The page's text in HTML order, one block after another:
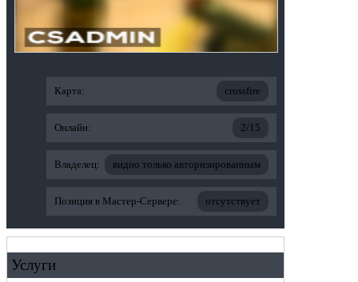
Карта: crossfire
Онлайн: 2/15
Владелец: видно только авторизированным
Позиция в Мастер-Сервере: отсутствует
Услуги